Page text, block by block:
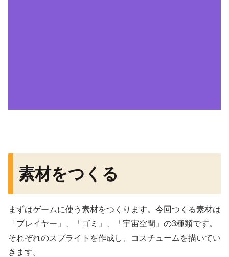
素材をつくる
まずはゲームに使う素材をつくります。今回つくる素材は
「プレイヤー」、「ゴミ」、「宇宙空間」の3種類です。
それぞれのスプライトを作成し、コスチュームを描いてい
きます。